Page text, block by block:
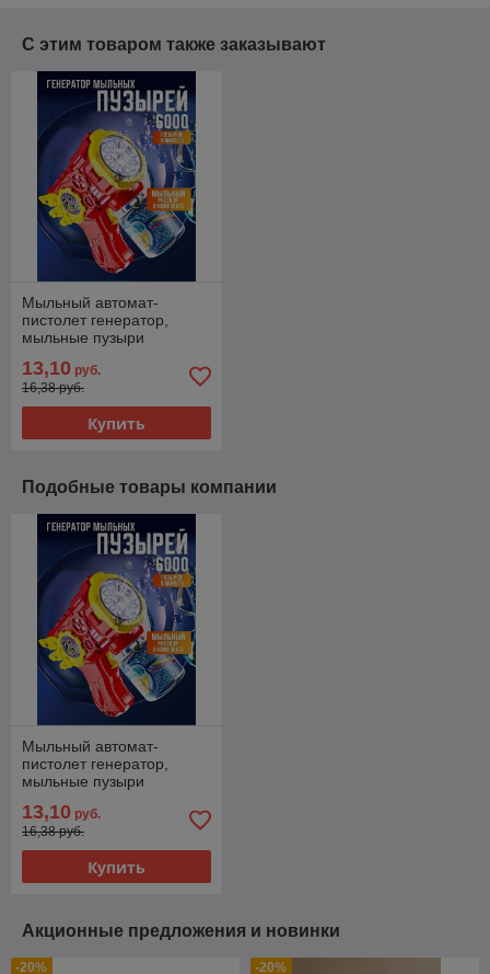
С этим товаром также заказывают
Мыльный автомат-
пистолет генератор,
мыльные пузыри
13,10 руб.
16,38 руб.
Купить
Подобные товары компании
Мыльный автомат-
пистолет генератор,
мыльные пузыри
13,10 руб.
16,38 руб.
Купить
Акционные предложения и новинки
-20% -20%